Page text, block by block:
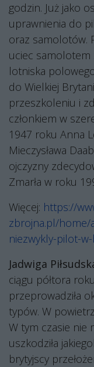
godzin. Już jako
uprawnienia do
oraz samolotów.
uciec samolotem
lotniska
do Wielkiej
przeszkoleniu i
członkiem w
1947 roku Anna
Mieczysława
ojczyzny
Zmarła w roku
Więcej: https://
zbrojna.pl/home/
niezwykly-pilot-
Jadwiga
ciągu półtora
przeprowadziła
typów. W
W tym czasie nie
uszkodziła
brytyjscy